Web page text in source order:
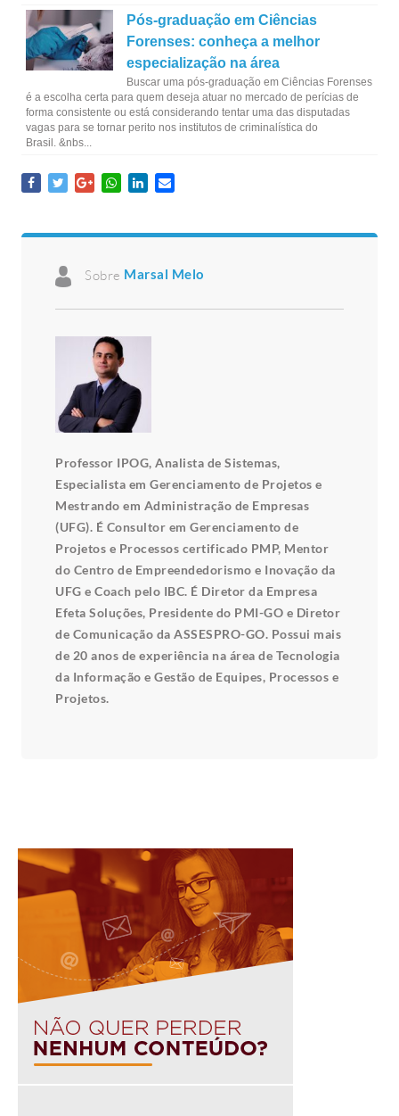
Pós-graduação em Ciências
Forenses: conheça a melhor
especialização na área
Buscar uma pós-graduação em Ciências Forenses
é a escolha certa para quem deseja atuar no mercado de perícias de
forma consistente ou está considerando tentar uma das disputadas
vagas para se tornar perito nos institutos de criminalística do
Brasil. &nbs...
Sobre Marsal Melo
Professor IPOG, Analista de Sistemas,
Especialista em Gerenciamento de Projetos e
Mestrando em Administração de Empresas
(UFG). É Consultor em Gerenciamento de
Projetos e Processos certificado PMP, Mentor
do Centro de Empreendedorismo e Inovação da
UFG e Coach pelo IBC. É Diretor da Empresa
Efeta Soluções, Presidente do PMI-GO e Diretor
de Comunicação da ASSESPRO-GO. Possui mais
de 20 anos de experiência na área de Tecnologia
da Informação e Gestão de Equipes, Processos e
Projetos.